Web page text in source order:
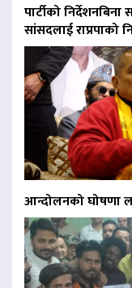
पार्टीको
सांसदलाई राप्रपाको
आन्दोलनको घोषणा